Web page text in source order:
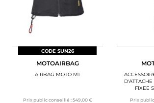
PNEUS MOTO
BONS PLANS ET PROMO
MODIFIER
CODE SUN26
MOTOAIRBAG
AIRBAG MOTO M1
Prix public conseillé : 549,00 €
FIXEE
Prix